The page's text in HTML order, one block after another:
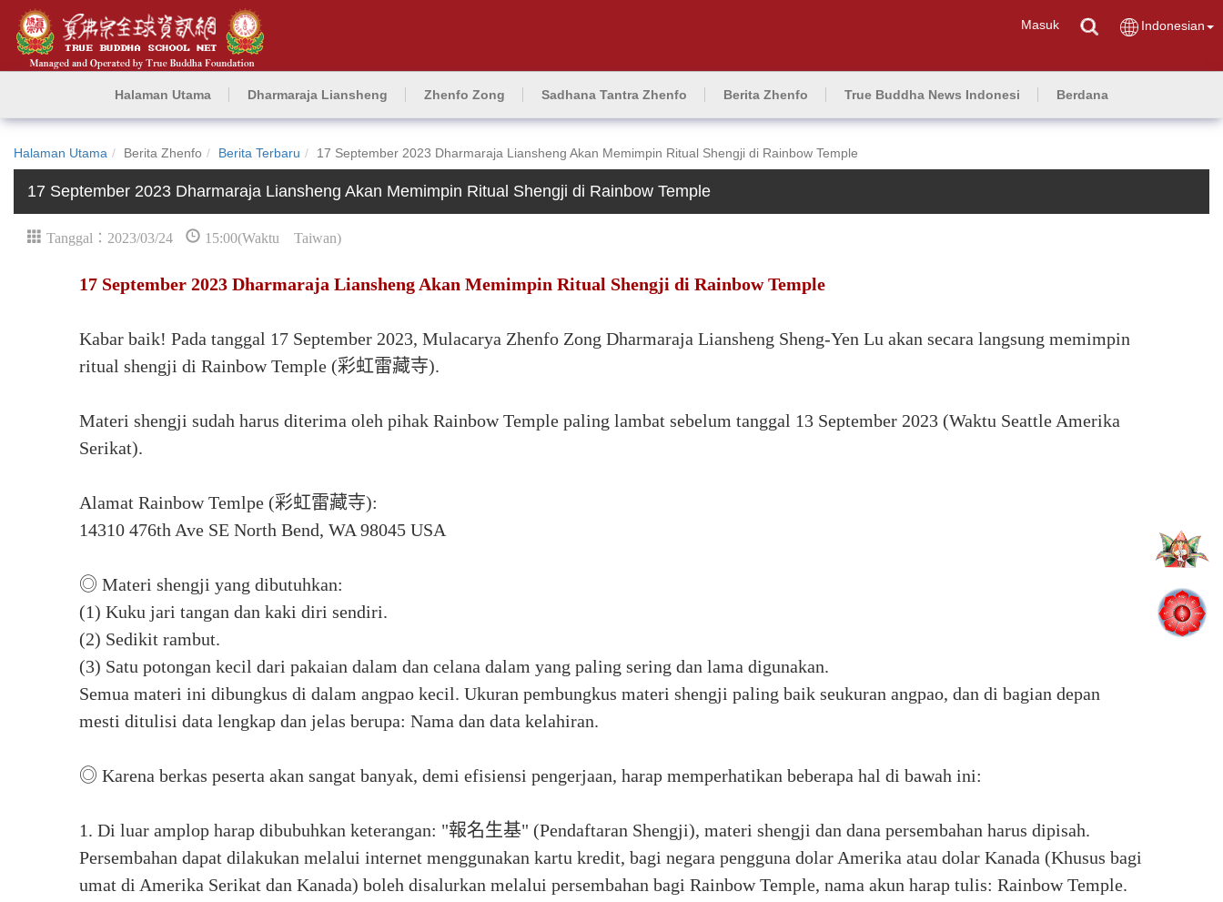
Masuk Indonesian
Halaman Utama Dharmaraja Liansheng Zhenfo Zong Sadhana Tantra Zhenfo Berita Zhenfo True Buddha News Indonesi Berdana
Halaman Utama Berita Zhenfo Berita Terbaru 17 September 2023 Dharmaraja Liansheng Akan Memimpin Ritual Shengji di Rainbow Temple
17 September 2023 Dharmaraja Liansheng Akan Memimpin Ritual Shengji di Rainbow Temple
Tanggal：2023/03/24 15:00(Waktu Taiwan)
17 September 2023 Dharmaraja Liansheng Akan Memimpin Ritual Shengji di Rainbow Temple
Kabar baik! Pada tanggal 17 September 2023, Mulacarya Zhenfo Zong Dharmaraja Liansheng Sheng-Yen Lu akan secara langsung memimpin
ritual shengji di Rainbow Temple (彩虹雷藏寺).
Materi shengji sudah harus diterima oleh pihak Rainbow Temple paling lambat sebelum tanggal 13 September 2023 (Waktu Seattle Amerika
Serikat).
Alamat Rainbow Temlpe (彩虹雷藏寺):
14310 476th Ave SE North Bend, WA 98045 USA
◎ Materi shengji yang dibutuhkan:
(1) Kuku jari tangan dan kaki diri sendiri.
(2) Sedikit rambut.
(3) Satu potongan kecil dari pakaian dalam dan celana dalam yang paling sering dan lama digunakan.
Semua materi ini dibungkus di dalam angpao kecil. Ukuran pembungkus materi shengji paling baik seukuran angpao, dan di bagian depan
mesti ditulisi data lengkap dan jelas berupa: Nama dan data kelahiran.
◎ Karena berkas peserta akan sangat banyak, demi efisiensi pengerjaan, harap memperhatikan beberapa hal di bawah ini:
1. Di luar amplop harap dibubuhkan keterangan: "報名生基" (Pendaftaran Shengji), materi shengji dan dana persembahan harus dipisah.
Persembahan dapat dilakukan melalui internet menggunakan kartu kredit, bagi negara pengguna dolar Amerika atau dolar Kanada (Khusus bagi
umat di Amerika Serikat dan Kanada) boleh disalurkan melalui persembahan bagi Rainbow Temple, nama akun harap tulis: Rainbow Temple.